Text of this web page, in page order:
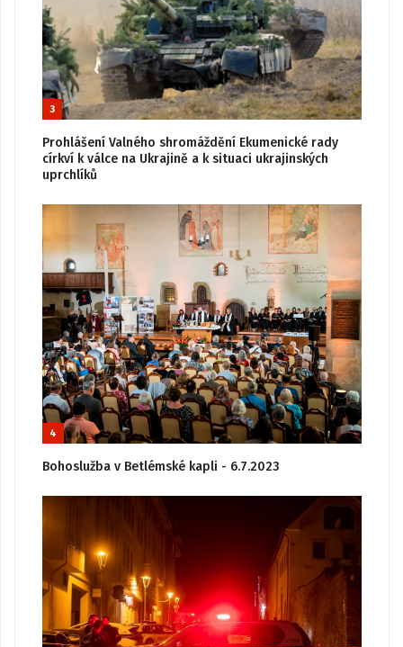
3
Prohlášení Valného shromáždění Ekumenické rady
církví k válce na Ukrajině a k situaci ukrajinských
uprchlíků
4
Bohoslužba v Betlémské kapli - 6.7.2023